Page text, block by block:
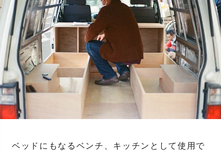
ベッドにもなるベンチ、キッチンとして使用で